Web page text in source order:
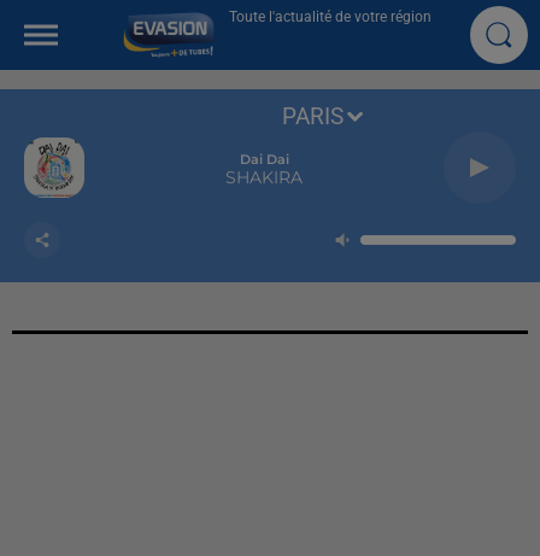
Toute l'actualité de votre région
Dai Dai
SHAKIRA
PARIS